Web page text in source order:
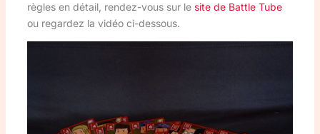
règles en détail, rendez-vous sur le site de Battle Tube
ou regardez la vidéo ci-dessous.